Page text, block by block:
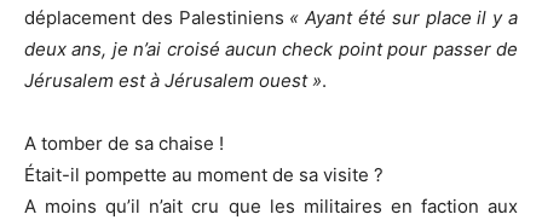
déplacement des Palestiniens « Ayant été sur place il y a
deux ans, je n’ai croisé aucun check point pour passer de
Jérusalem est à Jérusalem ouest ».
A tomber de sa chaise !
Était-il pompette au moment de sa visite ?
A moins qu’il n’ait cru que les militaires en faction aux